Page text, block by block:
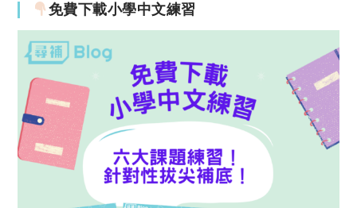
免費下載小學中文練習